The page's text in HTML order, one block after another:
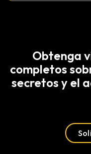
Obtenga
completos
secretos y el